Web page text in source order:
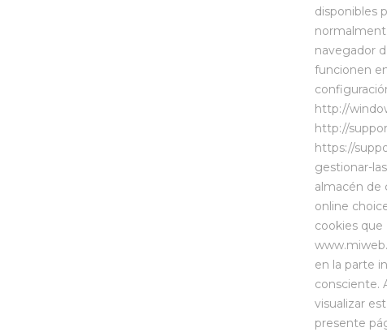
disponibles
navegador
funcionen
http://
http://
https://
gestionar-
almacén de
online
cookies
en la parte
consciente.
visualizar
presente